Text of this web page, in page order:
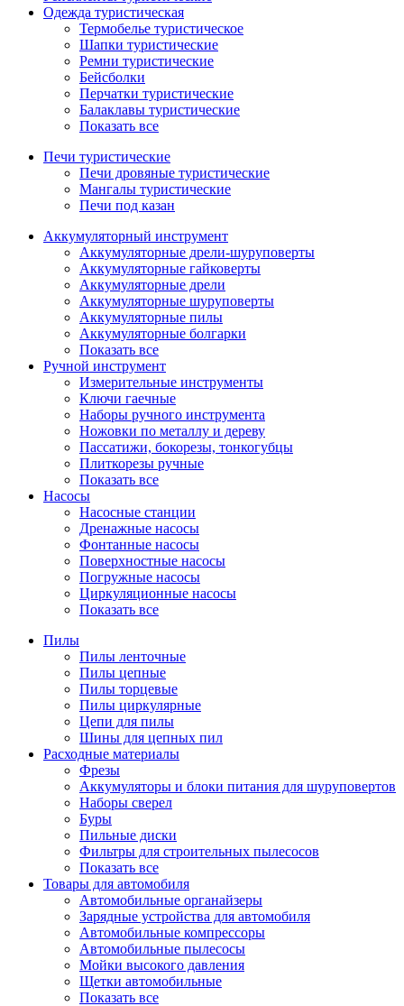
Одежда туристическая
Термобелье туристическое
Шапки туристические
Ремни туристические
Бейсболки
Перчатки туристические
Балаклавы туристические
Показать все
Печи туристические
Печи дровяные туристические
Мангалы туристические
Печи под казан
Аккумуляторный инструмент
Аккумуляторные дрели-шуруповерты
Аккумуляторные гайковерты
Аккумуляторные дрели
Аккумуляторные шуруповерты
Аккумуляторные пилы
Аккумуляторные болгарки
Показать все
Ручной инструмент
Измерительные инструменты
Ключи гаечные
Наборы ручного инструмента
Ножовки по металлу и дереву
Пассатижи, бокорезы, тонкогубцы
Плиткорезы ручные
Показать все
Насосы
Насосные станции
Дренажные насосы
Фонтанные насосы
Поверхностные насосы
Погружные насосы
Циркуляционные насосы
Показать все
Пилы
Пилы ленточные
Пилы цепные
Пилы торцевые
Пилы циркулярные
Цепи для пилы
Шины для цепных пил
Расходные материалы
Фрезы
Аккумуляторы и блоки питания для шуруповертов
Наборы сверел
Буры
Пильные диски
Фильтры для строительных пылесосов
Показать все
Товары для автомобиля
Автомобильные органайзеры
Зарядные устройства для автомобиля
Автомобильные компрессоры
Автомобильные пылесосы
Мойки высокого давления
Щетки автомобильные
Показать все